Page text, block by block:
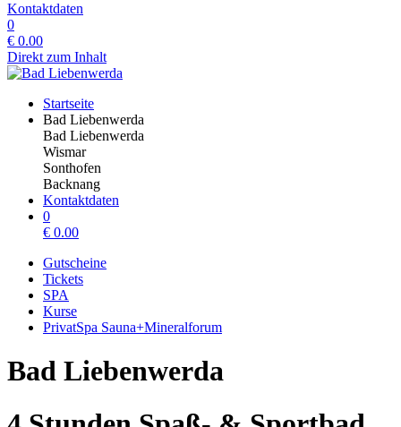
Kontaktdaten
0
€ 0.00
Direkt zum Inhalt
Startseite
Bad Liebenwerda
Bad Liebenwerda
Wismar
Sonthofen
Backnang
Kontaktdaten
0
€ 0.00
Gutscheine
Tickets
SPA
Kurse
PrivatSpa Sauna+Mineralforum
Bad Liebenwerda